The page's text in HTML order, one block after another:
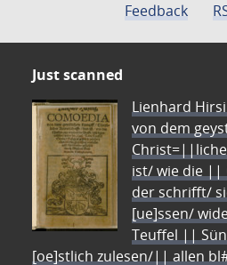
Feedback
Just scanned
Lienhard
von dem
ist/ wie die ||
der schrifft/
[ue]ssen/
Teuffel ||
[oe]stlich zulesen/|| allen